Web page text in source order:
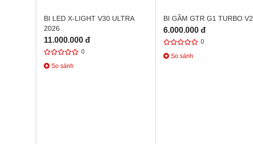
BI LED X-LIGHT V30 ULTRA
2026
11.000.000 đ
0
So sánh
BI GẦM GTR G1 TURBO V2
6.000.000 đ
0
So sánh